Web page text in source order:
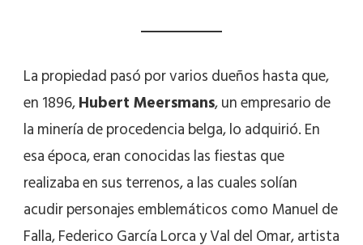
La propiedad pasó por varios dueños hasta que,
en 1896,Hubert Meersmans, un empresario de
la minería de procedencia belga, lo adquirió. En
esa época, eran conocidas las fiestas que
realizaba en sus terrenos, a las cuales solían
acudir personajes emblemáticos como Manuel de
Falla, Federico García Lorca y Val del Omar, artista